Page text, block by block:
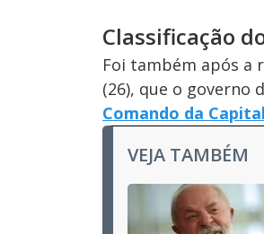
Classificação
Foi também após a
(26), que o governo
Comando da
VEJA TAMBÉM